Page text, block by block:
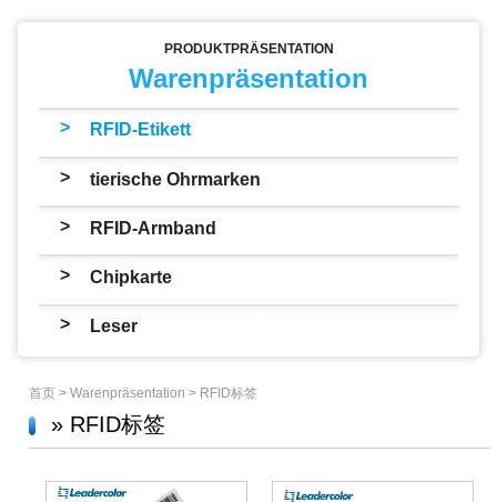
PRODUKTPRÄSENTATION
Warenpräsentation
> RFID-Etikett
> tierische Ohrmarken
> RFID-Armband
> Chipkarte
> Leser
首页> Warenpräsentation > RFID标签
» RFID标签